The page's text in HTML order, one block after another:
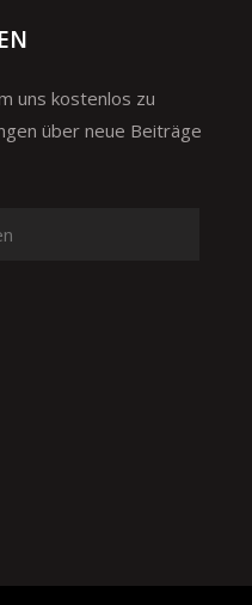
uns kostenlos zu
über neue Beiträge